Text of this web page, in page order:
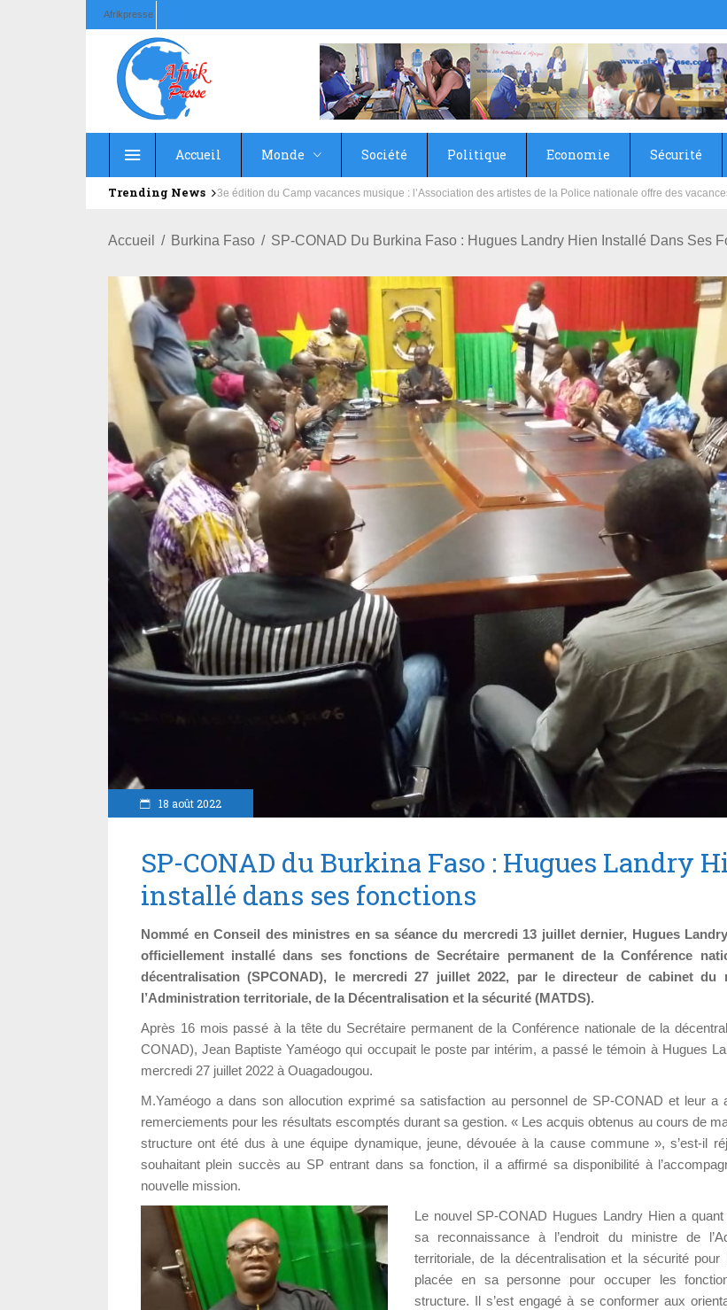
Afrikpresse
Accueil Monde Société Politique Economie Sécurité
Trending News Education : la fédération de la Russie rénove les écoles primaire et collège du Camp Général Aboubacar
Accueil Burkina Faso SP-CONAD Du Burkina Faso : Hugues Landry Hien Installé Dans Ses
18 août 2022
SP-CONAD du Burkina Faso : Hugues Landry
installé dans ses fonctions
Nommé en Conseil des ministres en sa séance du mercredi 13 juillet dernier, Hugues
officiellement installé dans ses fonctions de Secrétaire permanent de la Conférence
décentralisation (SPCONAD), le mercredi 27 juillet 2022, par le directeur de cabinet du
l’Administration territoriale, de la Décentralisation et la sécurité (MATDS).
Après 16 mois passé à la tête du Secrétaire permanent de la Conférence nationale de la
CONAD), Jean Baptiste Yaméogo qui occupait le poste par intérim, a passé le témoin à Hugues
mercredi 27 juillet 2022 à Ouagadougou.
M.Yaméogo a dans son allocution exprimé sa satisfaction au personnel de SP-CONAD et leur a
remerciements pour les résultats escomptés durant sa gestion. « Les acquis obtenus au cours de
structure ont été dus à une équipe dynamique, jeune, dévouée à la cause commune », s’est-il
souhaitant plein succès au SP entrant dans sa fonction, il a affirmé sa disponibilité à
nouvelle mission.
Le nouvel SP-CONAD Hugues Landry Hien a
sa reconnaissance à l’endroit du ministre de
territoriale, de la décentralisation et la sécurité pour
placée en sa personne pour occuper les
structure. Il s’est engagé à se conformer aux